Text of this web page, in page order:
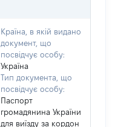
Країна, в якій видано
документ, що
посвідчує особу:
Україна
Тип документа, що
посвідчує особу:
Паспорт
громадянина України
для виїзду за кордон